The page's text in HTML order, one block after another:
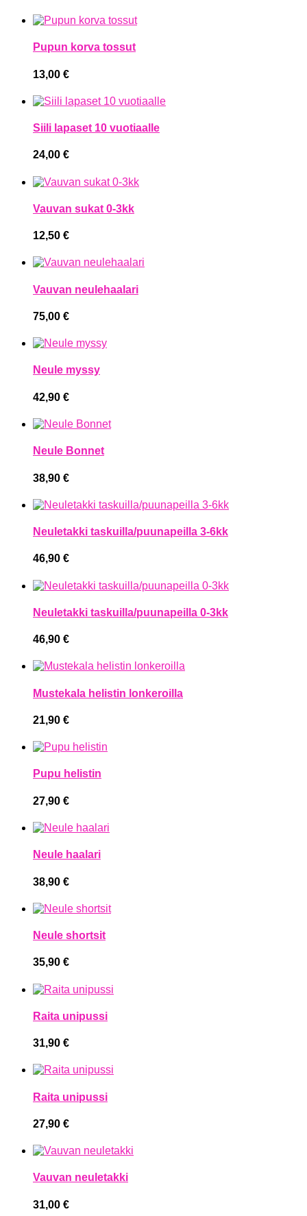
Pupun korva tossut
13,00 €
Siili lapaset 10 vuotiaalle
24,00 €
Vauvan sukat 0-3kk
12,50 €
Vauvan neulehaalari
75,00 €
Neule myssy
42,90 €
Neule Bonnet
38,90 €
Neuletakki taskuilla/puunapeilla 3-6kk
46,90 €
Neuletakki taskuilla/puunapeilla 0-3kk
46,90 €
Mustekala helistin lonkeroilla
21,90 €
Pupu helistin
27,90 €
Neule haalari
38,90 €
Neule shortsit
35,90 €
Raita unipussi
31,90 €
Raita unipussi
27,90 €
Vauvan neuletakki
31,00 €